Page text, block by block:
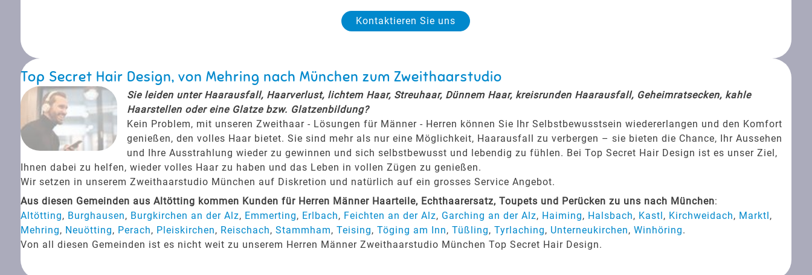
Kontaktieren Sie uns
Top Secret Hair Design, von Mehring nach München zum Zweithaarstudio
Sie leiden unter Haarausfall, Haarverlust, lichtem Haar, Streuhaar, Dünnem Haar, kreisrunden Haarausfall, Geheimratsecken, kahle
Haarstellen oder eine Glatze bzw. Glatzenbildung?
Kein Problem, mit unseren Zweithaar - Lösungen für Männer - Herren können Sie Ihr Selbstbewusstsein wiedererlangen und den Komfort
genießen, den volles Haar bietet. Sie sind mehr als nur eine Möglichkeit, Haarausfall zu verbergen – sie bieten die Chance, Ihr Aussehen
und Ihre Ausstrahlung wieder zu gewinnen und sich selbstbewusst und lebendig zu fühlen. Bei Top Secret Hair Design ist es unser Ziel,
Ihnen dabei zu helfen, wieder volles Haar zu haben und das Leben in vollen Zügen zu genießen.
Wir setzen in unserem Zweithaarstudio München auf Diskretion und natürlich auf ein grosses Service Angebot.
Aus diesen Gemeinden aus Altötting kommen Kunden für Herren Männer Haarteile, Echthaarersatz, Toupets und Perücken zu uns nach München:
Altötting, Burghausen, Burgkirchen an der Alz, Emmerting, Erlbach, Feichten an der Alz, Garching an der Alz, Haiming, Halsbach, Kastl, Kirchweidach, Marktl,
Mehring, Neuötting, Perach, Pleiskirchen, Reischach, Stammham, Teising, Töging am Inn, Tüßling, Tyrlaching, Unterneukirchen, Winhöring.
Von all diesen Gemeinden ist es nicht weit zu unserem Herren Männer Zweithaarstudio München Top Secret Hair Design.